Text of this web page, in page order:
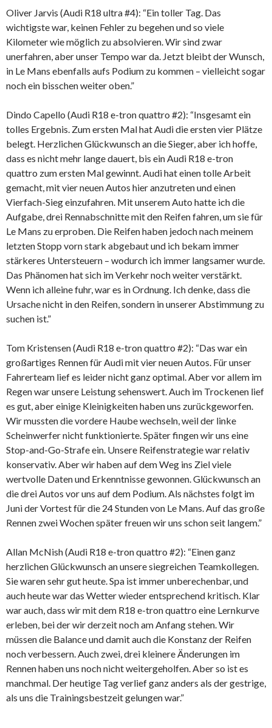
Oliver Jarvis (Audi R18 ultra #4): “Ein toller Tag. Das
wichtigste war, keinen Fehler zu begehen und so viele
Kilometer wie möglich zu absolvieren. Wir sind zwar
unerfahren, aber unser Tempo war da. Jetzt bleibt der Wunsch,
in Le Mans ebenfalls aufs Podium zu kommen – vielleicht sogar
noch ein bisschen weiter oben.”
Dindo Capello (Audi R18 e-tron quattro #2): “Insgesamt ein
tolles Ergebnis. Zum ersten Mal hat Audi die ersten vier Plätze
belegt. Herzlichen Glückwunsch an die Sieger, aber ich hoffe,
dass es nicht mehr lange dauert, bis ein Audi R18 e-tron
quattro zum ersten Mal gewinnt. Audi hat einen tolle Arbeit
gemacht, mit vier neuen Autos hier anzutreten und einen
Vierfach-Sieg einzufahren. Mit unserem Auto hatte ich die
Aufgabe, drei Rennabschnitte mit den Reifen fahren, um sie für
Le Mans zu erproben. Die Reifen haben jedoch nach meinem
letzten Stopp vorn stark abgebaut und ich bekam immer
stärkeres Untersteuern – wodurch ich immer langsamer wurde.
Das Phänomen hat sich im Verkehr noch weiter verstärkt.
Wenn ich alleine fuhr, war es in Ordnung. Ich denke, dass die
Ursache nicht in den Reifen, sondern in unserer Abstimmung zu
suchen ist.”
Tom Kristensen (Audi R18 e-tron quattro #2): “Das war ein
großartiges Rennen für Audi mit vier neuen Autos. Für unser
Fahrerteam lief es leider nicht ganz optimal. Aber vor allem im
Regen war unsere Leistung sehenswert. Auch im Trockenen lief
es gut, aber einige Kleinigkeiten haben uns zurückgeworfen.
Wir mussten die vordere Haube wechseln, weil der linke
Scheinwerfer nicht funktionierte. Später fingen wir uns eine
Stop-and-Go-Strafe ein. Unsere Reifenstrategie war relativ
konservativ. Aber wir haben auf dem Weg ins Ziel viele
wertvolle Daten und Erkenntnisse gewonnen. Glückwunsch an
die drei Autos vor uns auf dem Podium. Als nächstes folgt im
Juni der Vortest für die 24 Stunden von Le Mans. Auf das große
Rennen zwei Wochen später freuen wir uns schon seit langem.”
Allan McNish (Audi R18 e-tron quattro #2): “Einen ganz
herzlichen Glückwunsch an unsere siegreichen Teamkollegen.
Sie waren sehr gut heute. Spa ist immer unberechenbar, und
auch heute war das Wetter wieder entsprechend kritisch. Klar
war auch, dass wir mit dem R18 e-tron quattro eine Lernkurve
erleben, bei der wir derzeit noch am Anfang stehen. Wir
müssen die Balance und damit auch die Konstanz der Reifen
noch verbessern. Auch zwei, drei kleinere Änderungen im
Rennen haben uns noch nicht weitergeholfen. Aber so ist es
manchmal. Der heutige Tag verlief ganz anders als der gestrige,
als uns die Trainingsbestzeit gelungen war.”